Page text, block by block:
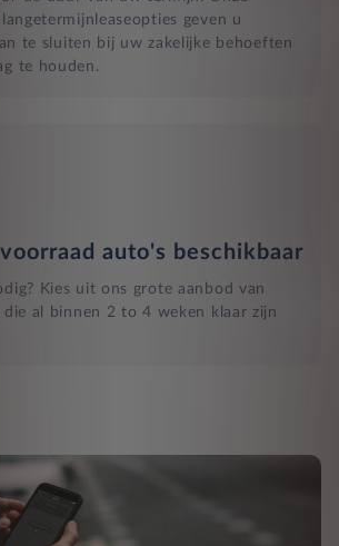
geven u
te sluiten bij uw zakelijke behoeften
te houden.
auto's beschikbaar
Kies uit ons grote aanbod van
al binnen 2 to 4 weken klaar zijn